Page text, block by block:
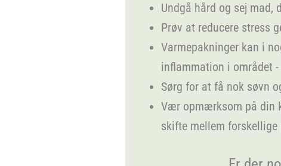
Undgå hård og sej mad,
Prøv at reducere stress
Varmepakninger kan i
inflammation i området
Sørg for at få nok søvn
Vær opmærksom på din
skifte mellem forskellige